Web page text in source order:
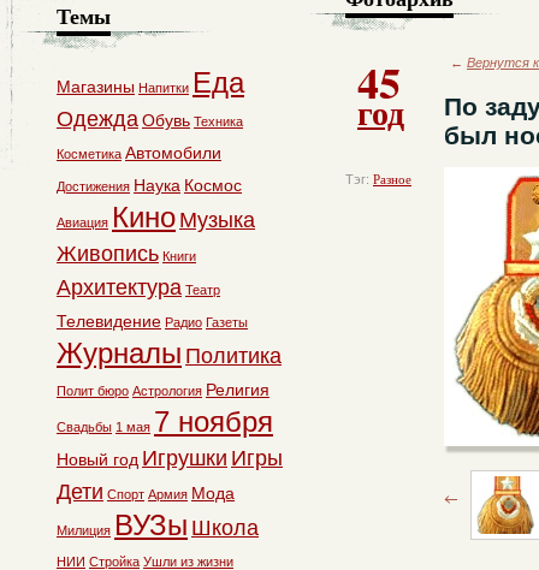
45
год
Тэг: Разное
← Вернутся
По
был
Темы
Магазины Напитки Еда
ОдеждаОбувь Техника
Косметика Автомобили
Достижения Наука Космос
Авиация Кино Музыка
Живопись Книги
Архитектура Театр
Телевидение Радио Газеты
Журналы Политика
Полит бюро Астрология Религия
Свадьбы 1 мая 7 ноября
Новый год Игрушки Игры
Дети Спорт Армия Мода
Милиция ВУЗы Школа
НИИ Стройка Ушли из жизни